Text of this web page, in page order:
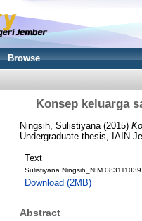
Browse
Konsep keluarga
Ningsih, Sulistiyana (2015)
Undergraduate thesis, IAIN
Text
Sulistiyana
Download (2MB)
Abstract